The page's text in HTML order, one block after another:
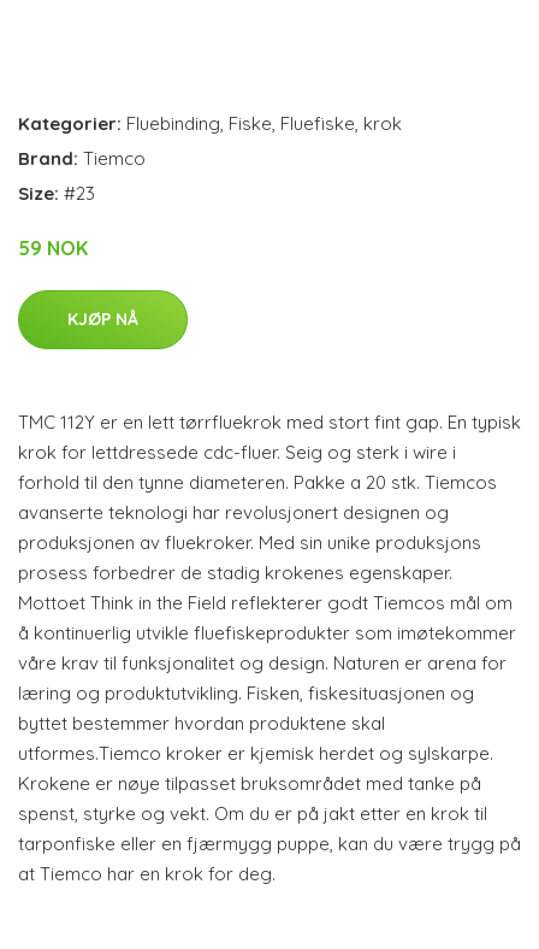
Kategorier: Fluebinding, Fiske, Fluefiske, krok
Brand: Tiemco
Size: #23
59 NOK
KJØP NÅ
TMC 112Y er en lett tørrfluekrok med stort fint gap. En typisk
krok for lettdressede cdc-fluer. Seig og sterk i wire i
forhold til den tynne diameteren. Pakke a 20 stk. Tiemcos
avanserte teknologi har revolusjonert designen og
produksjonen av fluekroker. Med sin unike produksjons
prosess forbedrer de stadig krokenes egenskaper.
Mottoet Think in the Field reflekterer godt Tiemcos mål om
å kontinuerlig utvikle fluefiskeprodukter som imøtekommer
våre krav til funksjonalitet og design. Naturen er arena for
læring og produktutvikling. Fisken, fiskesituasjonen og
byttet bestemmer hvordan produktene skal
utformes.Tiemco kroker er kjemisk herdet og sylskarpe.
Krokene er nøye tilpasset bruksområdet med tanke på
spenst, styrke og vekt. Om du er på jakt etter en krok til
tarponfiske eller en fjærmygg puppe, kan du være trygg på
at Tiemco har en krok for deg.